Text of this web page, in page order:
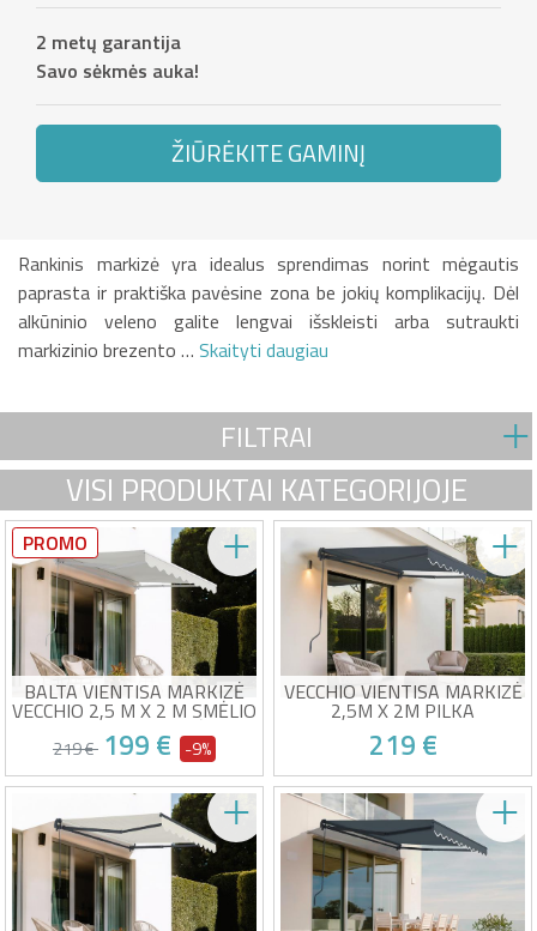
2 metų garantija
Savo sėkmės auka!
ŽIŪRĖKITE GAMINĮ
Rankinis markizė yra idealus sprendimas norint mėgautis
paprasta ir praktiška pavėsine zona be jokių komplikacijų. Dėl
alkūninio veleno galite lengvai išskleisti arba sutraukti
markizinio brezento … Skaityti daugiau
FILTRAI
VISI PRODUKTAI KATEGORIJOJE
PROMO
BALTA VIENTISA MARKIZĖ
VECCHIO 2,5 M X 2 M SMĖLIO
SPALVOS DROBĖ
219 € 199 € -9%
Rankinis monobloko markizė
Aukštos kokybės smėlio
spalvos audinys, 320 g/m²
Apsauga nuo UV50+ saulės
Lengva atidaryti ir uždaryti
Numatomas pristatymas tarp 17/08 ir
21/08
VECCHIO VIENTISA MARKIZĖ
2,5M X 2M PILKA
219 €
Rankinis vientisas tentas
Aukštos kokybės pilka drobė
320g/m²
UV50+ apsauga nuo saulės
Lengva atidaryti ir uždaryti
Numatomas pristatymas tarp 17/08 ir
21/08